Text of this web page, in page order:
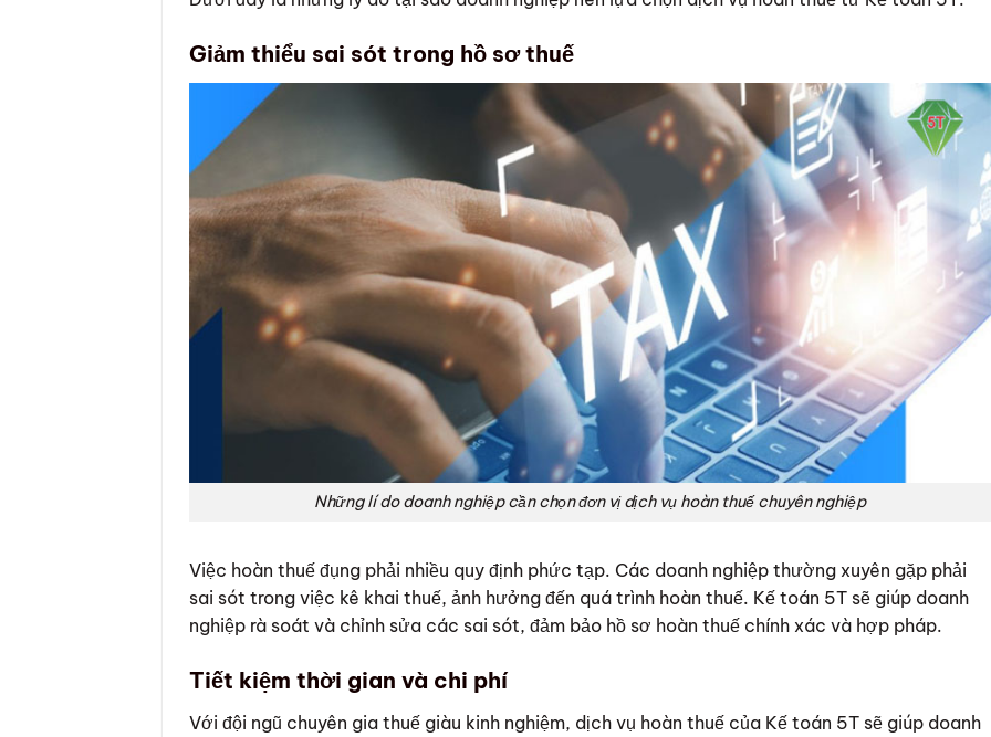
Giảm thiểu sai sót trong hồ sơ thuế
Những lí do doanh nghiệp cần chọn đơn vị dịch vụ hoàn thuế chuyên nghiệp
Việc hoàn thuế đụng phải nhiều quy định phức tạp. Các doanh nghiệp thường xuyên gặp phải
sai sót trong việc kê khai thuế, ảnh hưởng đến quá trình hoàn thuế. Kế toán 5T sẽ giúp doanh
nghiệp rà soát và chỉnh sửa các sai sót, đảm bảo hồ sơ hoàn thuế chính xác và hợp pháp.
Tiết kiệm thời gian và chi phí
Với đội ngũ chuyên gia thuế giàu kinh nghiệm, dịch vụ hoàn thuế của Kế toán 5T sẽ giúp doanh